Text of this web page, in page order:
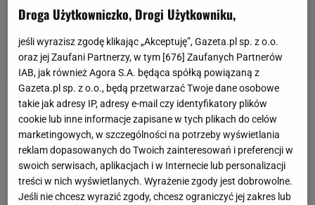
Zobacz wideo
W sezonie 2019/2020 piłkarzem ekstraklasowej
KoronyKielce był Rodrigo Zalazar, wypożyczony z
Eintrachtu Frankfurt. Zalazar jednak odbił się od
Droga Użytkowniczko, Drogi Użytkowniku,
jeśli wyrazisz zgodę klikając „Akceptuję”, Gazeta.pl sp. z o.o.
oraz jej Zaufani Partnerzy, w tym [676] Zaufanych Partnerów
IAB, jak również Agora S.A. będąca spółką powiązaną z
Gazeta.pl sp. z o.o., będą przetwarzać Twoje dane osobowe
takie jak adresy IP, adresy e-mail czy identyfikatory plików
cookie lub inne informacje zapisane w tych plikach do celów
marketingowych, w szczególności na potrzeby wyświetlania
reklam dopasowanych do Twoich zainteresowań i preferencji w
swoich serwisach, aplikacjach i w Internecie lub personalizacji
treści w nich wyświetlanych. Wyrażenie zgody jest dobrowolne.
Jeśli nie chcesz wyrazić zgody, chcesz ograniczyć jej zakres lub